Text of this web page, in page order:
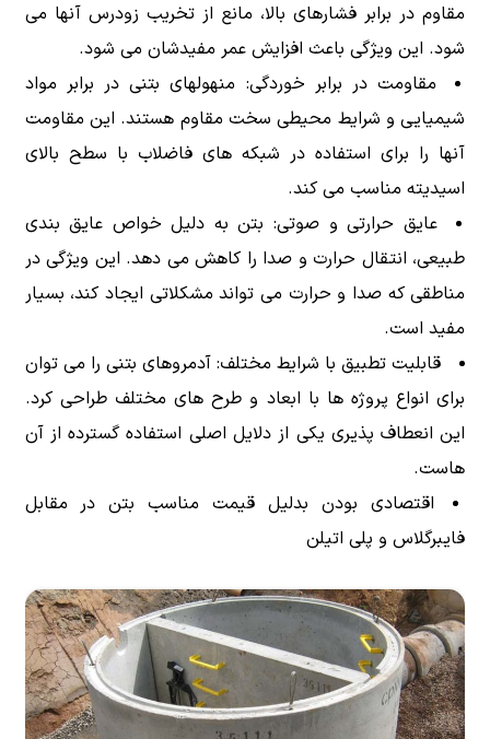
مقاوم در برابر فشارهای بالا، مانع از تخریب زودرس آنها می
شود. این ویژگی باعث افزایش عمر مفیدشان می شود.
مقاومت در برابر خوردگی: منهولهای بتنی در برابر مواد
شیمیایی و شرایط محیطی سخت مقاوم هستند. این مقاومت
آنها را برای استفاده در شبکه های فاضلاب با سطح بالای
اسیدیته مناسب می کند.
عایق حرارتی و صوتی: بتن به دلیل خواص عایق بندی
طبیعی، انتقال حرارت و صدا را کاهش می دهد. این ویژگی در
مناطقی که صدا و حرارت می تواند مشکلاتی ایجاد کند، بسیار
مفید است.
قابلیت تطبیق با شرایط مختلف: آدمروهای بتنی را می توان
برای انواع پروژه ها با ابعاد و طرح های مختلف طراحی کرد.
این انعطاف پذیری یکی از دلایل اصلی استفاده گسترده از آن
هاست.
اقتصادی بودن بدلیل قیمت مناسب بتن در مقابل
فایبرگلاس و پلی اتیلن